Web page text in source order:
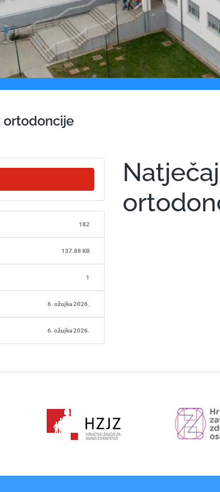
ortodoncije
182
137.88 KB
1
6. ožujka 2026.
6. ožujka 2026.